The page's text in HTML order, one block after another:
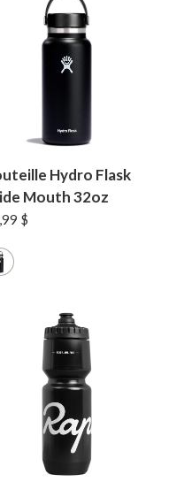
Hydro Flask
Mouth 32oz
$